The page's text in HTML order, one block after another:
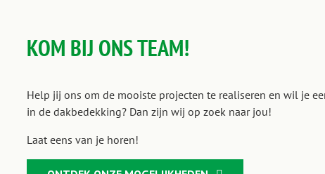
KOM BIJ ONS TEAM!
Help jij ons om de mooiste projecten te realiseren en wil je
in de dakbedekking? Dan zijn wij op zoek naar jou!
Laat eens van je horen!